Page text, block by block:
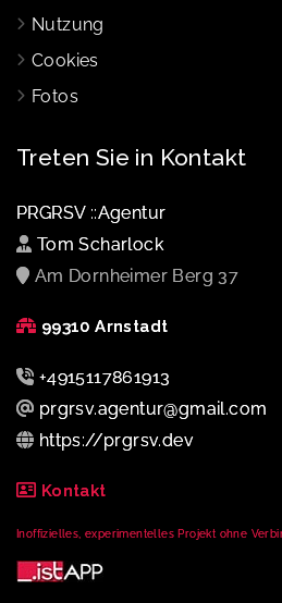
Nutzung
Cookies
Fotos
Treten Sie in Kontakt
PRGRSV ::Agentur
Tom Scharlock
Am Dornheimer Berg 37
99310 Arnstadt
+4915117861913
prgrsv.agentur@gmail.com
https://prgrsv.dev
Kontakt
Inoffizielles, experimentelles Projekt ohne